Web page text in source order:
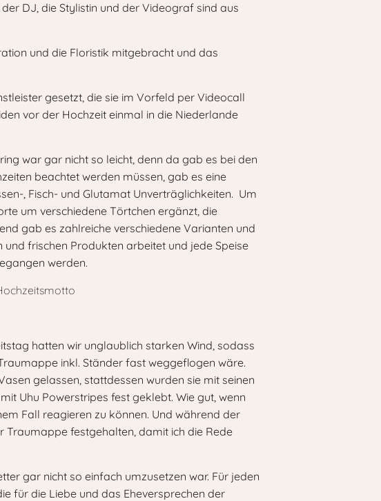
DJ, die Stylistin und der Videograf sind aus
und die Floristik mitgebracht und das
gesetzt, die sie im Vorfeld per Videocall
vor der Hochzeit einmal in die Niederlande
war gar nicht so leicht, denn da gab es bei den
beachtet werden müssen, gab es eine
, Fisch- und Glutamat Unverträglichkeiten. Um
um verschiedene Törtchen ergänzt, die
gab es zahlreiche verschiedene Varianten und
frischen Produkten arbeitet und jede Speise
werden.
hatten wir unglaublich starken Wind, sodass
inkl. Ständer fast weggeflogen wäre.
gelassen, stattdessen wurden sie mit seinen
Uhu Powerstripes fest geklebt. Wie gut, wenn
Fall reagieren zu können. Und während der
festgehalten, damit ich die Rede
gar nicht so einfach umzusetzen war. Für jeden
für die Liebe und das Eheversprechen der